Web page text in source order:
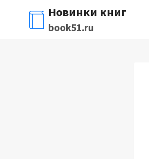
содержимому
Новинки книг
book51.ru